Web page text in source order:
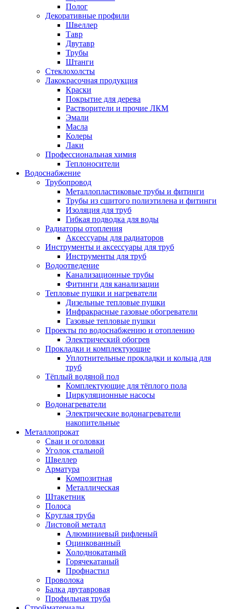
Полог
Декоративные профили
Швеллер
Тавр
Двутавр
Трубы
Штанги
Стеклохолсты
Лакокрасочная продукция
Краски
Покрытие для дерева
Растворители и прочие ЛКМ
Эмали
Масла
Колеры
Лаки
Профессиональная химия
Теплоносители
Водоснабжение
Трубопровод
Металлопластиковые трубы и фитинги
Трубы из сшитого полиэтилена и фитинги
Изоляция для труб
Гибкая подводка для воды
Радиаторы отопления
Аксессуары для радиаторов
Инструменты и аксессуары для труб
Инструменты для труб
Водоотведение
Канализационные трубы
Фитинги для канализации
Тепловые пушки и нагреватели
Дизельные тепловые пушки
Инфракрасные газовые обогреватели
Газовые тепловые пушки
Проекты по водоснабжению и отоплению
Электрический обогрев
Прокладки и комплектующие
Уплотнительные прокладки и кольца для
труб
Тёплый водяной пол
Комплектующие для тёплого пола
Циркуляционные насосы
Водонагреватели
Электрические водонагреватели
накопительные
Металлопрокат
Сваи и оголовки
Уголок стальной
Швеллер
Арматура
Композитная
Металлическая
Штакетник
Полоса
Круглая труба
Листовой металл
Алюминиевый рифленый
Оцинкованный
Холоднокатаный
Горячекатаный
Профнастил
Проволока
Балка двутавровая
Профильная труба